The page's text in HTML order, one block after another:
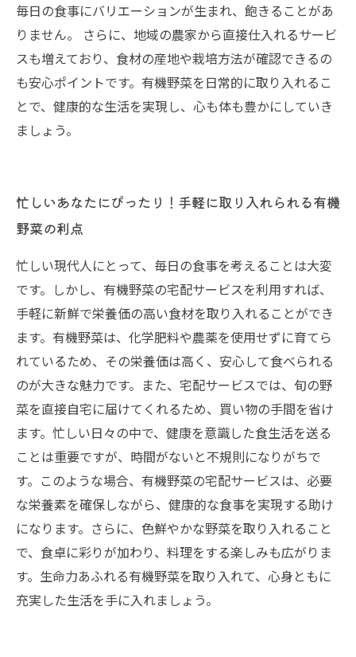
毎日の食事にバリエーションが生まれ、飽きることがあ
りません。 さらに、地域の農家から直接仕入れるサービ
スも増えており、食材の産地や栽培方法が確認できるの
も安心ポイントです。有機野菜を日常的に取り入れるこ
とで、健康的な生活を実現し、心も体も豊かにしていき
ましょう。
忙しいあなたにぴったり！手軽に取り入れられる有機
野菜の利点
忙しい現代人にとって、毎日の食事を考えることは大変
です。しかし、有機野菜の宅配サービスを利用すれば、
手軽に新鮮で栄養価の高い食材を取り入れることができ
ます。有機野菜は、化学肥料や農薬を使用せずに育てら
れているため、その栄養価は高く、安心して食べられる
のが大きな魅力です。また、宅配サービスでは、旬の野
菜を直接自宅に届けてくれるため、買い物の手間を省け
ます。忙しい日々の中で、健康を意識した食生活を送る
ことは重要ですが、時間がないと不規則になりがちで
す。このような場合、有機野菜の宅配サービスは、必要
な栄養素を確保しながら、健康的な食事を実現する助け
になります。さらに、色鮮やかな野菜を取り入れること
で、食卓に彩りが加わり、料理をする楽しみも広がりま
す。生命力あふれる有機野菜を取り入れて、心身ともに
充実した生活を手に入れましょう。